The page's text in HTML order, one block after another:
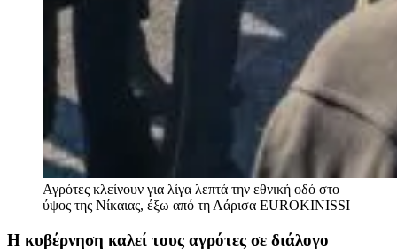
Αγρότες κλείνουν για λίγα λεπτά την εθνική οδό στο
ύψος της Νίκαιας, έξω από τη Λάρισα EUROKINISSI
Η κυβέρνηση καλεί τους αγρότες σε διάλογο